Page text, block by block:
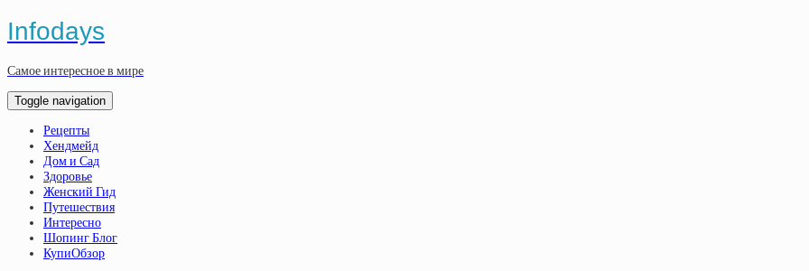
Infodays
Самое интересное в мире
Toggle navigation
Рецепты
Хендмейд
Дом и Сад
Здоровье
Женский Гид
Путешествия
Интересно
Шопинг Блог
КупиОбзор